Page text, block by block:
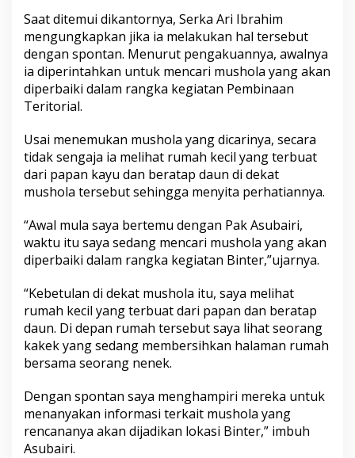
B
a
n
t
u
u
l
i
t
a
W
a
r
d
i
S
e
a
r
n
Saat ditemui dikantornya, Serka Ari Ibrahim
mengungkapkan jika ia melakukan hal tersebut
dengan spontan. Menurut pengakuannya, awalnya
ia diperintahkan untuk mencari mushola yang akan
diperbaiki dalam rangka kegiatan Pembinaan
Teritorial.
Usai menemukan mushola yang dicarinya, secara
tidak sengaja ia melihat rumah kecil yang terbuat
dari papan kayu dan beratap daun di dekat
mushola tersebut sehingga menyita perhatiannya.
“Awal mula saya bertemu dengan Pak Asubairi,
waktu itu saya sedang mencari mushola yang akan
diperbaiki dalam rangka kegiatan Binter,”ujarnya.
“Kebetulan di dekat mushola itu, saya melihat
rumah kecil yang terbuat dari papan dan beratap
daun. Di depan rumah tersebut saya lihat seorang
kakek yang sedang membersihkan halaman rumah
bersama seorang nenek.
Dengan spontan saya menghampiri mereka untuk
menanyakan informasi terkait mushola yang
rencananya akan dijadikan lokasi Binter,” imbuh
Asubairi.